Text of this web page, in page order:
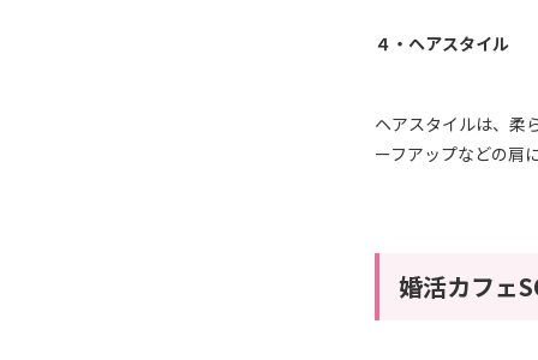
４・ヘアスタイル
ヘアスタイルは、柔
ーフアップなどの肩
婚活カフェ